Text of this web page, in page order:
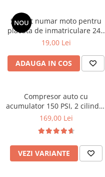
Carcasa Cheie Opel
Carcasa Cheie Peugeot
Carcasa Cheie Renault
Carcasa Cheie Skoda
Carcasa Cheie Toyota
Cotiere Auto
Folie Geamuri
Huse Volan Auto
Huse Volan cu Ac si Ata
Huse Volan din Piele Ecologica
NOU
Suport numar moto pentru
placuta de inmatriculare 245
x 135 mm universal
19,00 Lei
ADAUGA IN COS
Compresor auto cu
acumulator 150 PSI, 2 cilindri,
portabil
169,00 Lei
VEZI VARIANTE